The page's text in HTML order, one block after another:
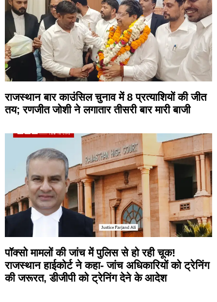
राजस्थान बार काउंसिल चुनाव में 8 प्रत्याशियों की जीत
तय; रणजीत जोशी ने लगातार तीसरी बार मारी बाजी
पॉक्सो मामलों की जांच में पुलिस से हो रही चूक!
राजस्थान हाईकोर्ट ने कहा- जांच अधिकारियों को ट्रेनिंग
की जरूरत, डीजीपी को ट्रेनिंग देने के आदेश